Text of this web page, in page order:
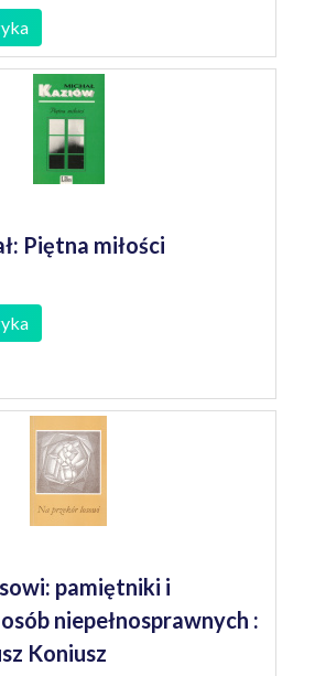
Piętna miłości
pamiętniki i
niepełnosprawnych :
Koniusz